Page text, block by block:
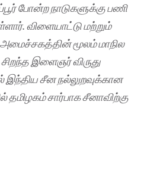
போன்ற நாடுகளுக்கு பணி
விளையாட்டு மற்றும்
மூலம் மாநில
இளைஞர் விருது
இந்திய சீன நல்லுறவுக்கான
சார்பாக சீனாவிற்கு